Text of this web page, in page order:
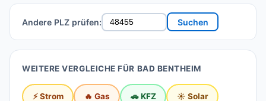
Andere PLZ prüfen: Suchen
WEITERE VERGLEICHE FÜR BAD BENTHEIM
⚡ Strom 🔥 Gas 🚗 KFZ ☀️ Solar